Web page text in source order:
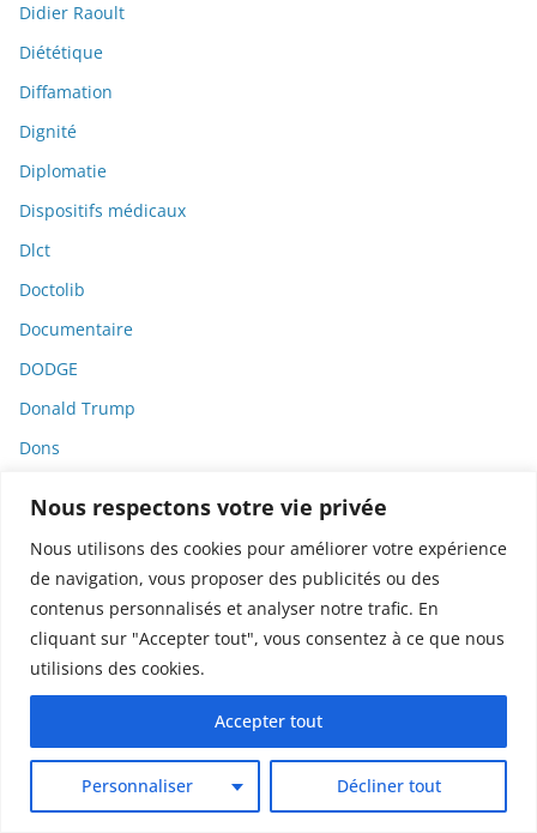
Nous respectons votre vie privée
Nous utilisons des cookies pour améliorer votre expérience
de navigation, vous proposer des publicités ou des
contenus personnalisés et analyser notre trafic. En
cliquant sur "Accepter tout", vous consentez à ce que nous
utilisions des cookies.
Personnaliser Décliner tout
Accepter tout
Didier Raoult
Diététique
Diffamation
Dignité
Diplomatie
Dispositifs médicaux
Dlct
Doctolib
Documentaire
DODGE
Donald Trump
Dons
Droit de la consommation
Droit de la presse
Droit de la santé
Droit pénal